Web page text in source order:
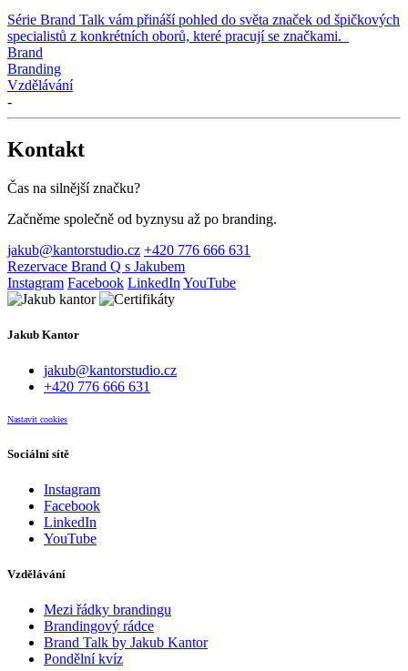
Série Brand Talk vám přináší pohled do světa značek od špičkových
specialistů z konkrétních oborů, které pracují se značkami.
Brand
Branding
Vzdělávání
-
Kontakt
Čas na silnější značku?
Začněme společně od byznysu až po branding.
jakub@kantorstudio.cz +420 776 666 631
Rezervace Brand Q s Jakubem
Instagram Facebook LinkedIn YouTube
Jakub Kantor
jakub@kantorstudio.cz
+420 776 666 631
Nastavit cookies
Sociální sítě
Instagram
Facebook
LinkedIn
YouTube
Vzdělávání
Mezi řádky brandingu
Brandingový rádce
Brand Talk by Jakub Kantor
Pondělní kvíz